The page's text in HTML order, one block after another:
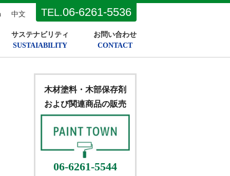
中文 TEL.06-6261-5536
サステナビリティ
SUSTAIABILITY
お問い合わせ
CONTACT
木材塗料・木部保存剤
および関連商品の販売
06-6261-5544